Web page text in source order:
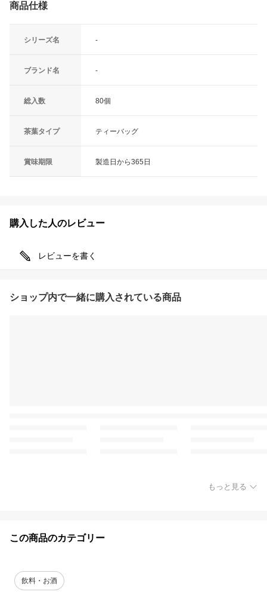
商品仕様
シリーズ名 ‐
ブランド名 ‐
総入数 80個
茶葉タイプ ティーバッグ
賞味期限 製造日から365日
購入した人のレビュー
レビューを書く
ショップ内で一緒に購入されている商品
もっと見る
この商品のカテゴリー
飲料・お酒